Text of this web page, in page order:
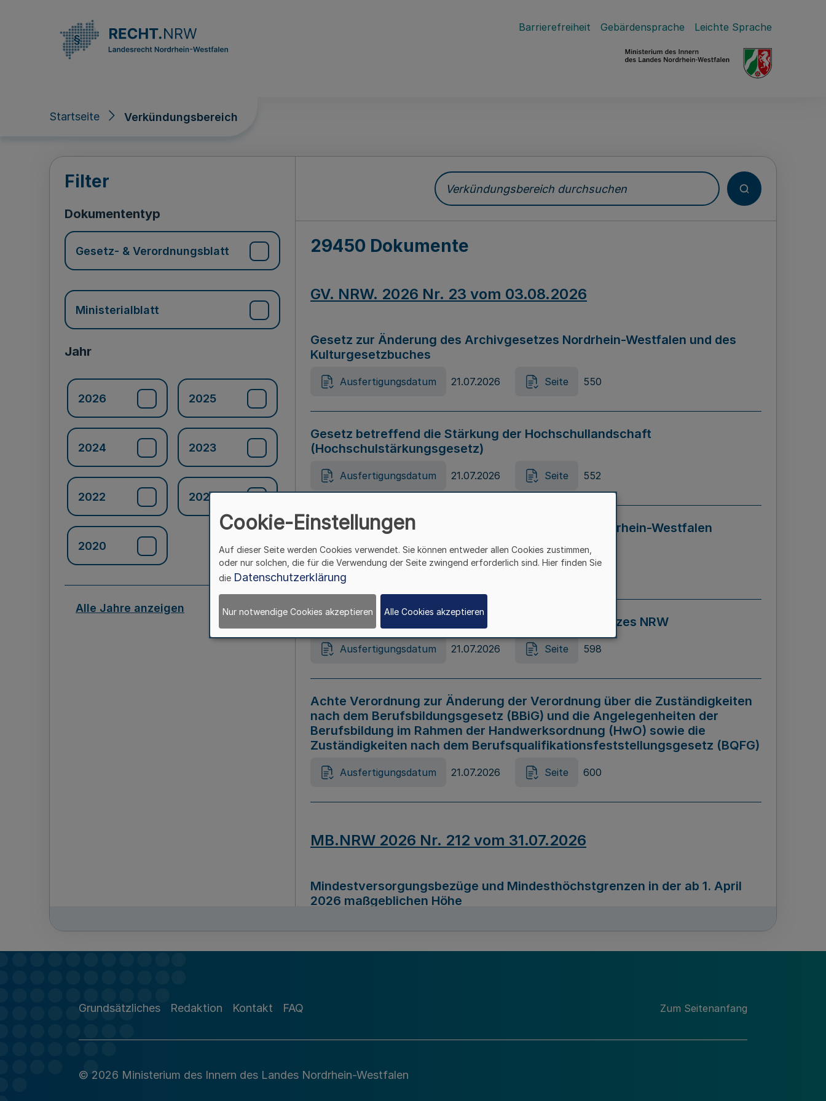
Barrierefreiheit Gebärdensprache Leichte Sprache
Startseite Verkündungsbereich
Verkündungsbereich
Filter
Dokumententyp
Gesetz- & Verordnungsblatt
Ministerialblatt
Jahr
2026 2025
2024 2023
2022 2021
2020
Alle Jahre anzeigen
Verkündungsbereich durchsuchen
29450 Dokumente
GV. NRW. 2026 Nr. 23 vom 03.08.2026
Gesetz zur Änderung des Archivgesetzes Nordrhein-Westfalen und des
Kulturgesetzbuches
Ausfertigungsdatum 21.07.2026 Seite 550
Gesetz betreffend die Stärkung der Hochschullandschaft
(Hochschulstärkungsgesetz)
Ausfertigungsdatum 21.07.2026 Seite 552
Gesetz zur Vermeidung von Diskriminierung in Nordrhein-Westfalen
(Landesantidiskriminierungsgesetz – LADG NRW)
Ausfertigungsdatum 21.07.2026 Seite 595
Gesetz zur Änderung des Online-Casinospiel Gesetzes NRW
Ausfertigungsdatum 21.07.2026 Seite 598
Achte Verordnung zur Änderung der Verordnung über die Zuständigkeiten
nach dem Berufsbildungsgesetz (BBiG) und die Angelegenheiten der
Berufsbildung im Rahmen der Handwerksordnung (HwO) sowie die
Zuständigkeiten nach dem Berufsqualifikationsfeststellungsgesetz (BQFG)
Ausfertigungsdatum 21.07.2026 Seite 600
MB.NRW 2026 Nr. 212 vom 31.07.2026
Mindestversorgungsbezüge und Mindesthöchstgrenzen in der ab 1. April
2026 maßgeblichen Höhe
Richtlinie zur Durchführung des Förderprogramms „Mittelstand Innovativ &
Grundsätzliches Redaktion Kontakt FAQ Zum Seitenanfang
© 2026 Ministerium des Innern des Landes Nordrhein-Westfalen
Cookie-Einstellungen
Auf dieser Seite werden Cookies verwendet. Sie können entweder allen Cookies zustimmen,
oder nur solchen, die für die Verwendung der Seite zwingend erforderlich sind. Hier finden Sie
die Datenschutzerklärung
Nur notwendige Cookies akzeptieren Alle Cookies akzeptieren